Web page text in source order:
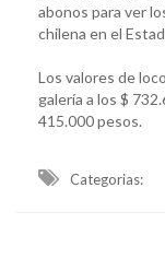
abonos para ver
chilena en el
Los valores de
galería a los $
415.000 pesos.
Categorias: